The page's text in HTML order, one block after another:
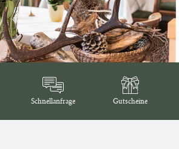
Schnellanfrage Gutscheine